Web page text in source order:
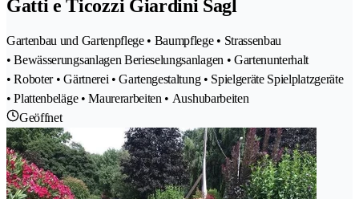
Gatti e Ticozzi Giardini Sagl
Gartenbau und Gartenpflege • Baumpflege • Strassenbau
• Bewässerungsanlagen Berieselungsanlagen • Gartenunterhalt
• Roboter • Gärtnerei • Gartengestaltung • Spielgeräte Spielplatzgeräte
• Plattenbeläge • Maurerarbeiten • Aushubarbeiten
Geöffnet